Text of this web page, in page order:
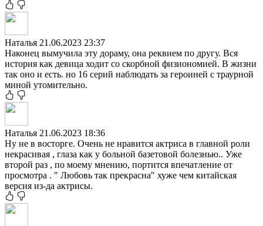
Наталья 21.06.2023 23:37
Наконец вымучила эту дораму, она реквием по другу. Вся
история как девица ходит со скорбной физиономией. В жизни
так оно и есть. но 16 серий наблюдать за героиней с траурной
миной утомительно.
Наталья 21.06.2023 18:36
Ну не в восторге. Очень не нравится актриса в главной роли
некрасивая , глаза как у больной базетовой болезнью.. Уже
второй раз , по моему мнению, портится впечатление от
просмотра . " Любовь так прекрасна" хуже чем китайская
версия из-да актрисы.